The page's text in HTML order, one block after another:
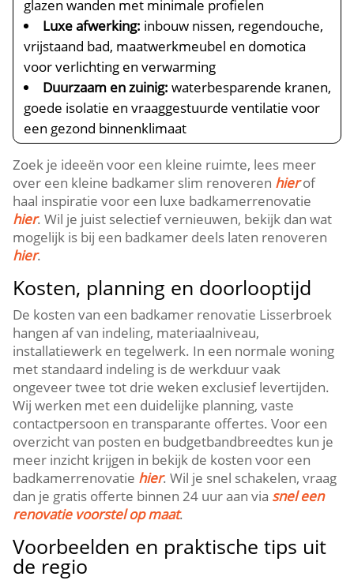
glazen wanden met minimale profielen
Luxe afwerking: inbouw nissen, regendouche,
vrijstaand bad, maatwerkmeubel en domotica
voor verlichting en verwarming
Duurzaam en zuinig: waterbesparende kranen,
goede isolatie en vraaggestuurde ventilatie voor
een gezond binnenklimaat
Zoek je ideeën voor een kleine ruimte, lees meer
over een kleine badkamer slim renoveren hierof
haal inspiratie voor een luxe badkamerrenovatie
hier.​ Wil je juist selectief vernieuwen, bekijk dan wat
mogelijk is bij een badkamer deels laten renoveren
hier.​
Kosten, planning en doorlooptijd
De kosten van een badkamer renovatie Lisserbroek
hangen af van indeling, materiaalniveau,
installatiewerk en tegelwerk.​ In een normale woning
met standaard indeling is de werkduur vaak
ongeveer twee tot drie weken exclusief levertijden.​
Wij werken met een duidelijke planning, vaste
contactpersoon en transparante offertes.​ Voor een
overzicht van posten en budgetbandbreedtes kun je
meer inzicht krijgen in bekijk de kosten voor een
badkamerrenovatie hier.​ Wil je snel schakelen, vraag
dan je gratis offerte binnen 24 uur aan via snel een
renovatie voorstel op maat.​
Voorbeelden en praktische tips uit
de regio